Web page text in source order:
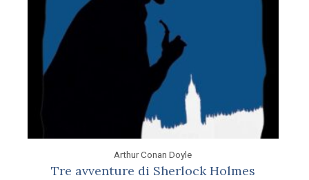
Arthur Conan Doyle
Tre avventure di Sherlock Holmes